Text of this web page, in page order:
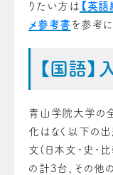
りたい方は 【英
メ参考書 を参考に
【国語
青山学院大学の
化はなく以下の出
文(日本文・史・
の計3台、その他